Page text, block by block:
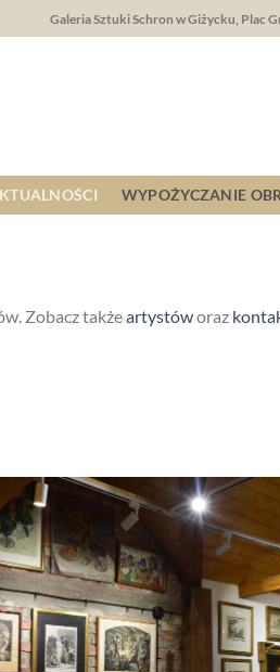
Galeria Sztuki Schron w Giżycku, Plac
WYPOŻYCZANIE
Zobacz takżeartystóworaz